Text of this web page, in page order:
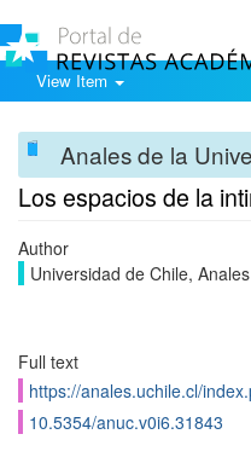
View Item
Anales de la
Los espacios de la
Author
Universidad de Chile,
Full text
https://anales.uchile.cl/
10.5354/anuc.v0i6.31843